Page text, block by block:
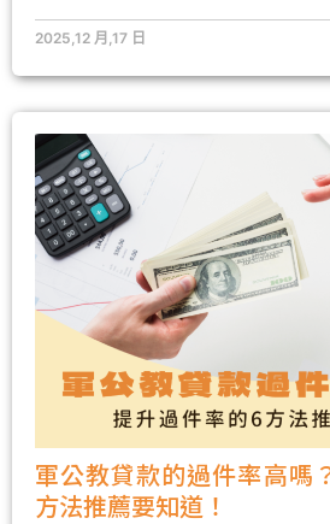
2025,12 月,17 日
軍公教貸款的過件率高嗎
方法推薦要知道！